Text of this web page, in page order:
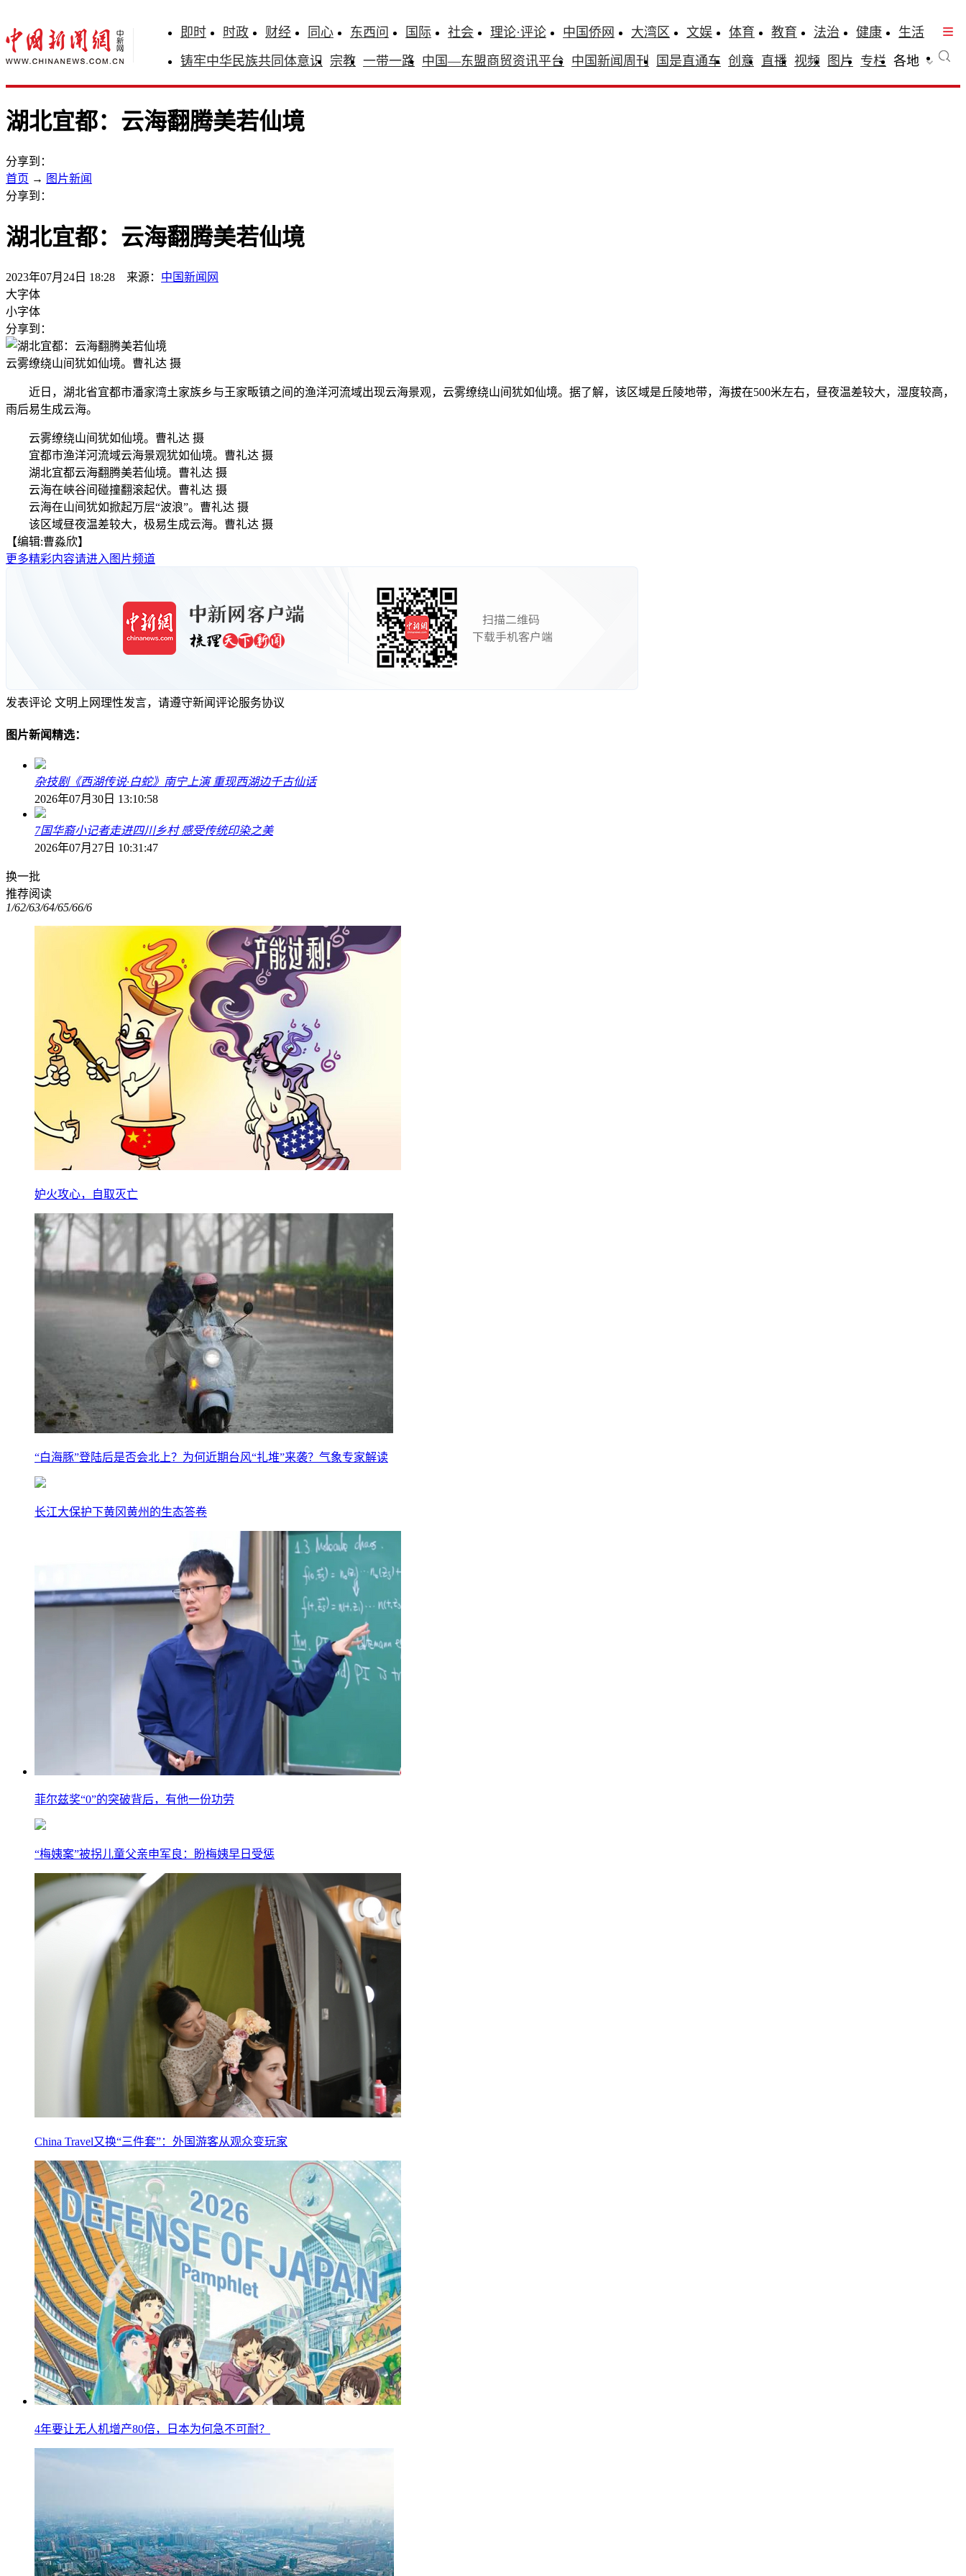
即时 时政 财经 同心 东西问 国际 社会 理论·评论 中国侨网 大湾区 文娱 体育 教育 法治 健康
生活
铸牢中华民族共同体意识 宗教 一带一路 中国—东盟商贸资讯平台 中国新闻周刊 国是直通车 创意 直播 视频 图片 专栏 各地
湖北宜都：云海翻腾美若仙境
分享到：
首页 → 图片新闻
分享到：
湖北宜都：云海翻腾美若仙境
2023年07月24日 18:28 来源： 中国新闻网
大字体
小字体
分享到：
云雾缭绕山间犹如仙境。曹礼达 摄
近日，湖北省宜都市潘家湾土家族乡与王家畈镇之间的渔洋河流域出现云海景观，云雾缭绕山间犹如仙境。据了解，该区域是丘陵地带，海拔在500米左右，昼夜温差较大，湿度较高，
雨后易生成云海。
云雾缭绕山间犹如仙境。曹礼达 摄
宜都市渔洋河流域云海景观犹如仙境。曹礼达 摄
湖北宜都云海翻腾美若仙境。曹礼达 摄
云海在峡谷间碰撞翻滚起伏。曹礼达 摄
云海在山间犹如掀起万层“波浪”。曹礼达 摄
该区域昼夜温差较大，极易生成云海。曹礼达 摄
【编辑:曹淼欣】
更多精彩内容请进入图片频道
发表评论 文明上网理性发言，请遵守新闻评论服务协议
图片新闻精选：
杂技剧《西湖传说·白蛇》南宁上演 重现西湖边千古仙话
2026年07月30日 13:10:58
7国华裔小记者走进四川乡村 感受传统印染之美
2026年07月27日 10:31:47
换一批
推荐阅读
1/62/63/64/65/66/6
妒火攻心，自取灭亡
“白海豚”登陆后是否会北上？为何近期台风“扎堆”来袭？气象专家解读
长江大保护下黄冈黄州的生态答卷
菲尔兹奖“0”的突破背后，有他一份功劳
“梅姨案”被拐儿童父亲申军良：盼梅姨早日受惩
China Travel又换“三件套”：外国游客从观众变玩家
4年要让无人机增产80倍，日本为何急不可耐？